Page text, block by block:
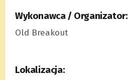
Wykonawca / Organizator:
Old Breakout
Lokalizacja: